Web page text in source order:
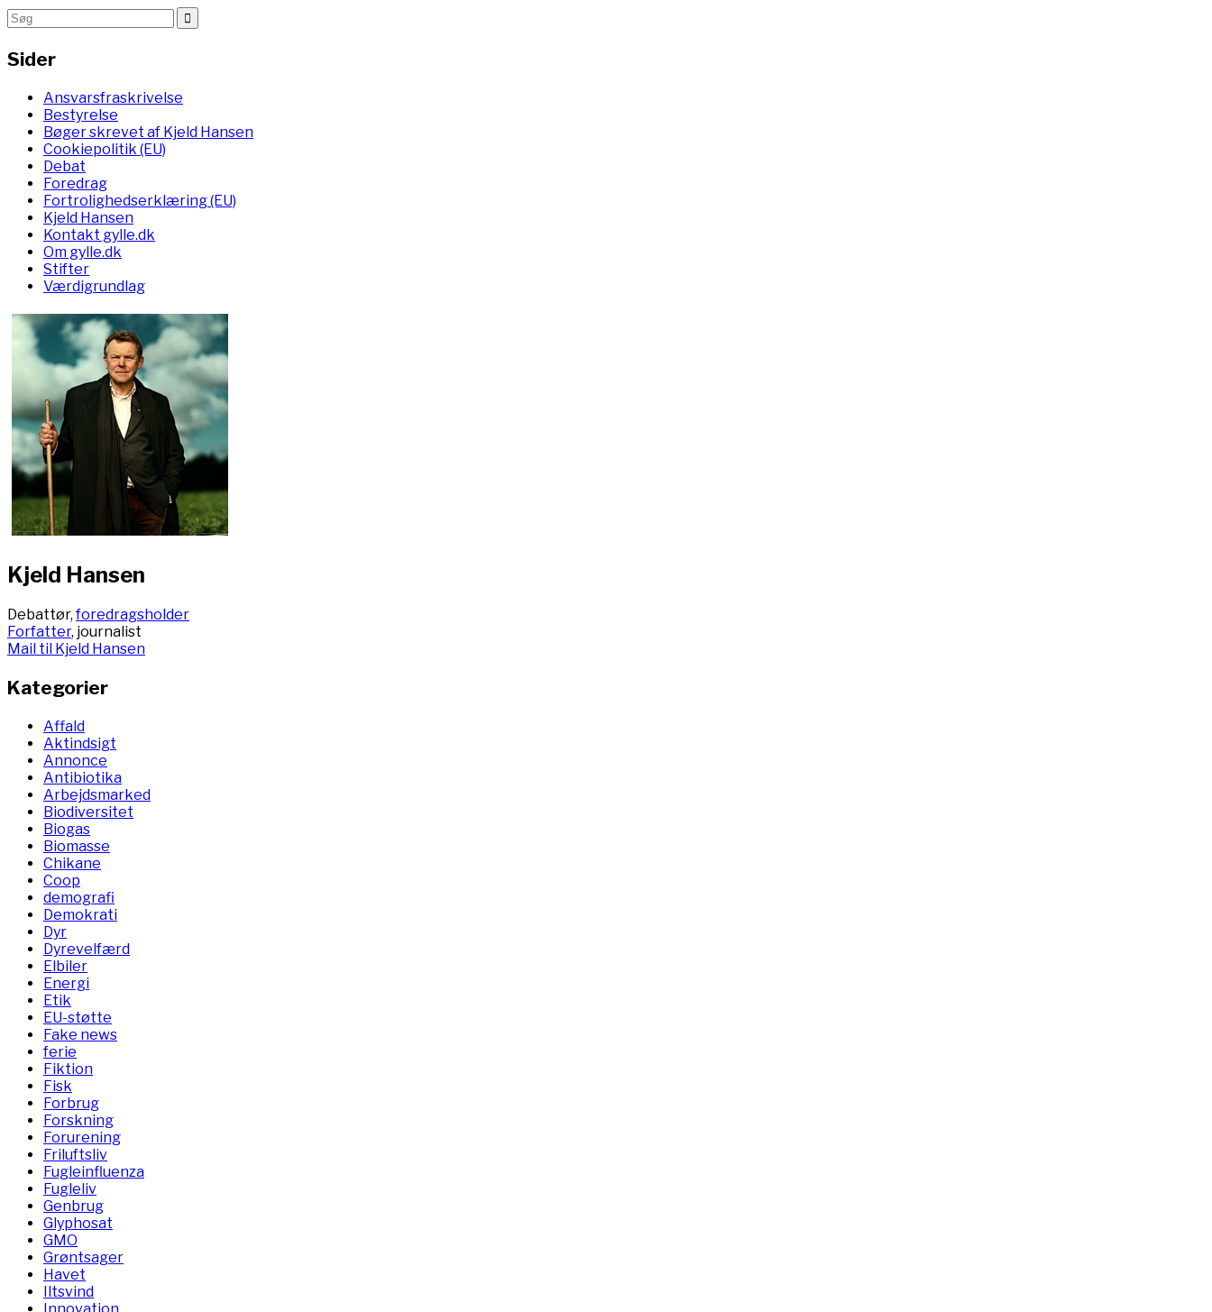
Sider
Ansvarsfraskrivelse
Bestyrelse
Bøger skrevet af Kjeld Hansen
Cookiepolitik (EU)
Debat
Foredrag
Fortrolighedserklæring (EU)
Kjeld Hansen
Kontakt gylle.dk
Om gylle.dk
Stifter
Værdigrundlag
Kjeld Hansen
Debattør,foredragsholder
Forfatter, journalist
Mail til Kjeld Hansen
Kategorier
Affald
Aktindsigt
Annonce
Antibiotika
Arbejdsmarked
Biodiversitet
Biogas
Biomasse
Chikane
Coop
demografi
Demokrati
Dyr
Dyrevelfærd
Elbiler
Energi
Etik
EU-støtte
Fake news
ferie
Fiktion
Fisk
Forbrug
Forskning
Forurening
Friluftsliv
Fugleinfluenza
Fugleliv
Genbrug
Glyphosat
GMO
Grøntsager
Havet
Iltsvind